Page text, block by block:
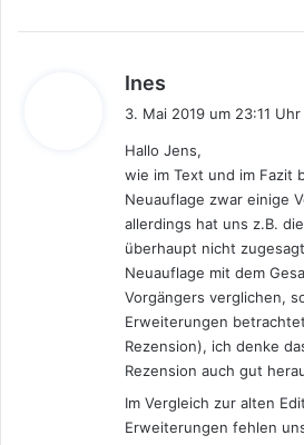
Ines
a
t
:
3. Mai 2019 um 23:11 Uhr
Hallo Jens,
wie im Text und im Fazit
Neuauflage zwar einige
allerdings hat uns z.B.
überhaupt nicht
Neuauflage mit dem
Vorgängers verglichen,
Erweiterungen
Rezension), ich denke
Rezension auch gut
Im Vergleich zur alten
Erweiterungen fehlen